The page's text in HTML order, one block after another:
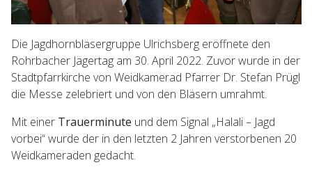
Die Jagdhornbläsergruppe Ulrichsberg eröffnete den
Rohrbacher Jägertag am 30. April 2022. Zuvor wurde in der
Stadtpfarrkirche von Weidkamerad Pfarrer Dr. Stefan Prügl
die Messe zelebriert und von den Bläsern umrahmt.
Mit einer Trauerminute und dem Signal „Halali – Jagd
vorbei“ wurde der in den letzten 2 Jahren verstorbenen 20
Weidkameraden gedacht.